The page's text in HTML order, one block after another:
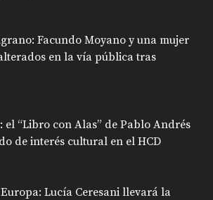
Facundo Moyano y una mujer
en la vía pública tras
“Libro con Alas” de Pablo Andrés
de interés cultural en el HCD
Lucía Ceresani llevará la